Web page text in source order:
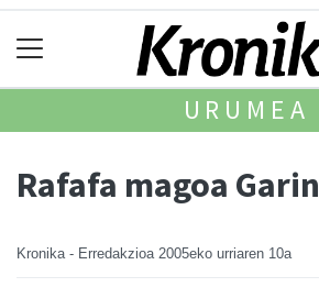
URUMEA
Rafafa magoa
Kronika - Erredakzioa 2005eko urriaren 10a